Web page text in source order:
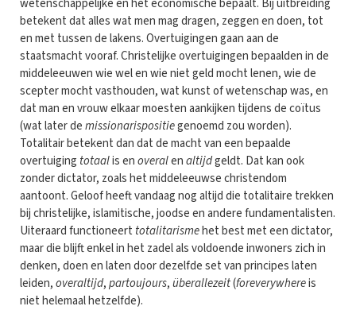
wetenschappelijke en het economische bepaalt. Bij uitbreiding
betekent dat alles wat men mag dragen, zeggen en doen, tot
en met tussen de lakens. Overtuigingen gaan aan de
staatsmacht vooraf. Christelijke overtuigingen bepaalden in de
middeleeuwen wie wel en wie niet geld mocht lenen, wie de
scepter mocht vasthouden, wat kunst of wetenschap was, en
dat man en vrouw elkaar moesten aankijken tijdens de coïtus
(wat later demissionarispositiegenoemd zou worden).
Totalitair betekent dan dat de macht van een bepaalde
overtuiging totaalis enoveralenaltijdgeldt. Dat kan ook
zonder dictator, zoals het middeleeuwse christendom
aantoont. Geloof heeft vandaag nog altijd die totalitaire trekken
bij christelijke, islamitische, joodse en andere fundamentalisten.
Uiteraard functioneert totalitarismehet best met een dictator,
maar die blijft enkel in het zadel als voldoende inwoners zich in
denken, doen en laten door dezelfde set van principes laten
leiden,overaltijd,partoujours,überallezeit(foreverywhereis
niet helemaal hetzelfde).